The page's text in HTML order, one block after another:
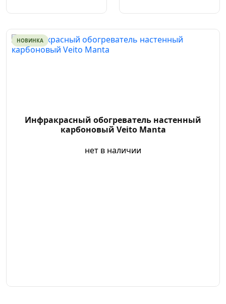
НОВИНКА
Инфракрасный обогреватель настенный
карбоновый Veito Manta
нет в наличии